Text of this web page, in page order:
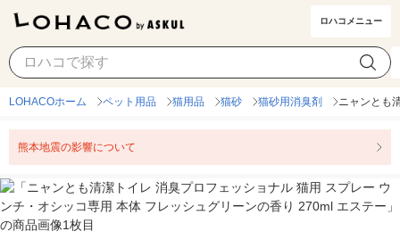
ロハコメニュー
LOHACOホーム ペット用品 猫用品 猫砂 猫砂用消臭剤 ニャンとも
熊本地震の影響について